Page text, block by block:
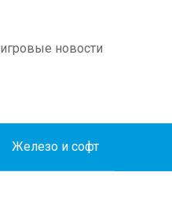
новости
Железо и софт